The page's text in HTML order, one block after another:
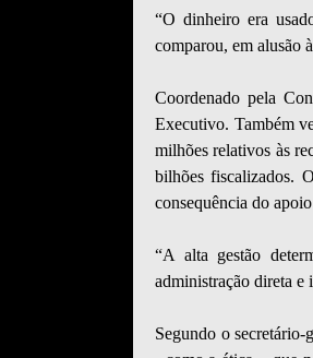
“O dinheiro era
comparou, em alusão
Coordenado pela
Executivo. Também
milhões relativos às
bilhões fiscalizados.
consequência do
“A alta gestão
administração direta e
Segundo o